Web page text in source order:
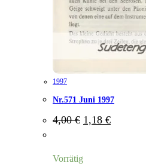
1997
Nr.571 Juni 1997
4,00€ Ursprünglicher
Preis
1,18 €Aktueller
Preis
Vorrätig